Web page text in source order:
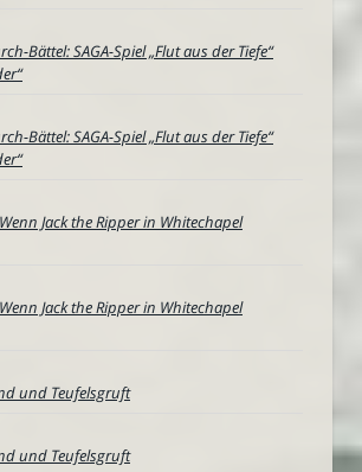
Bättel: SAGA-Spiel „Flut aus der Tiefe“
Bättel: SAGA-Spiel „Flut aus der Tiefe“
Jack the Ripper in Whitechapel
Jack the Ripper in Whitechapel
und Teufelsgruft
und Teufelsgruft